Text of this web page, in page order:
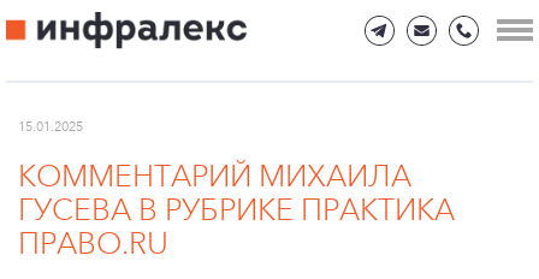
15.01.2025
КОММЕНТАРИЙ МИХАИЛА
ГУСЕВА В РУБРИКЕ ПРАКТИКА
ПРАВО.RU